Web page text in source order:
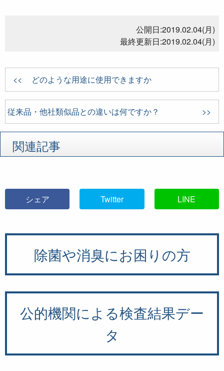
公開日:2019.02.04(月)
最終更新日:2019.02.04(月)
どのような用途に使用できますか
従来品・他社類似品との違いは何ですか？
関連記事
シェア Twitter LINE
除菌や消臭にお困りの方
公的機関による検査結果デー
タ